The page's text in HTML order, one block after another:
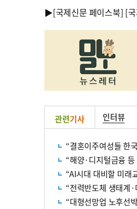
▶[국제신문 페이스북] [
관련기사 인터뷰
“결혼이주여성들 한
“해양·디지털금융
“AI시대 대비할 미
“전력반도체 생태계
“대형선망업 노후선